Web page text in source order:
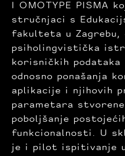
I OMOTYPE PISMA
stručnjaci s
fakulteta u Zagrebu,
psiholingvistička
korisničkih podataka
odnosno ponašanja
aplikacije i njihovih
parametara
poboljšanje
funkcionalnosti. U
je i pilot ispitivanje